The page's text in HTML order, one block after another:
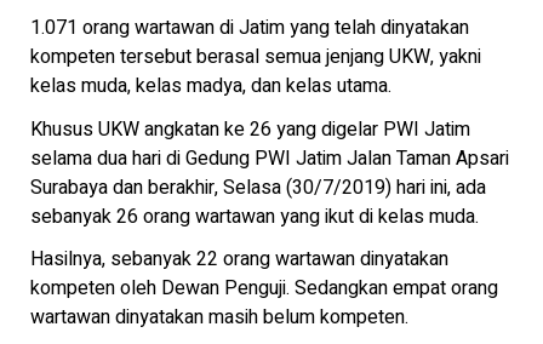
1.071 orang wartawan di Jatim yang telah dinyatakan
kompeten tersebut berasal semua jenjang UKW, yakni
kelas muda, kelas madya, dan kelas utama.
Khusus UKW angkatan ke 26 yang digelar PWI Jatim
selama dua hari di Gedung PWI Jatim Jalan Taman Apsari
Surabaya dan berakhir, Selasa (30/7/2019) hari ini, ada
sebanyak 26 orang wartawan yang ikut di kelas muda.
Hasilnya, sebanyak 22 orang wartawan dinyatakan
kompeten oleh Dewan Penguji. Sedangkan empat orang
wartawan dinyatakan masih belum kompeten.